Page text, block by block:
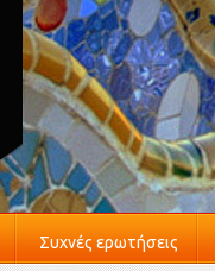
Συχνές ερωτήσεις